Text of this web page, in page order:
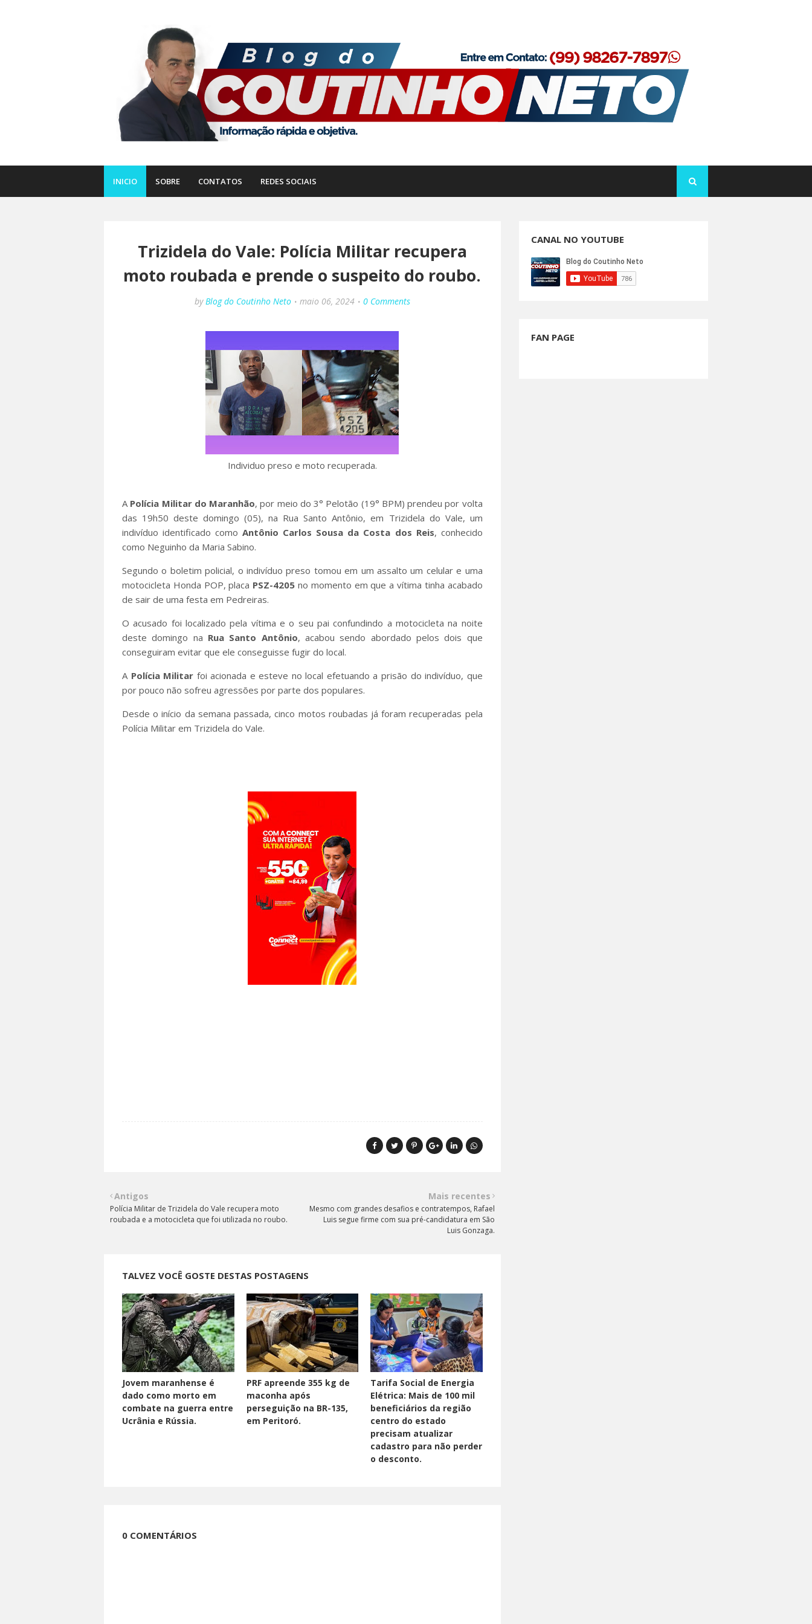
INICIO SOBRE CONTATOS REDES SOCIAIS
Trizidela do Vale: Polícia Militar recupera
moto roubada e prende o suspeito do roubo.
by Blog do Coutinho Neto maio 06, 2024 0 Comments
Individuo preso e moto recuperada.
A Polícia Militar do Maranhão, por meio do 3° Pelotão (19° BPM) prendeu por volta
das 19h50 deste domingo (05), na Rua Santo Antônio, em Trizidela do Vale, um
indivíduo identificado comoAntônio Carlos Sousa da Costa dos Reis, conhecido
como Neguinho da Maria Sabino.
Segundo o boletim policial, o indivíduo preso tomou em um assalto um celular e uma
motocicleta Honda POP, placa PSZ-4205 no momento em que a vítima tinha acabado
de sair de uma festa em Pedreiras.
O acusado foi localizado pela vítima e o seu pai confundindo a motocicleta na noite
deste domingo na Rua Santo Antônio, acabou sendo abordado pelos dois que
conseguiram evitar que ele conseguisse fugir do local.
A Polícia Militar foi acionada e esteve no local efetuando a prisão do indivíduo, que
por pouco não sofreu agressões por parte dos populares.
Desde o início da semana passada, cinco motos roubadas já foram recuperadas pela
Polícia Militar em Trizidela do Vale.
Mais recentes
Mesmo com grandes desafios e contratempos, Rafael
Luis segue firme com sua pré-candidatura em São
Luis Gonzaga.
Antigos
Polícia Militar de Trizidela do Vale recupera moto
roubada e a motocicleta que foi utilizada no roubo.
TALVEZ VOCÊ GOSTE DESTAS POSTAGENS
Jovem maranhense é
dado como morto em
combate na guerra entre
Ucrânia e Rússia.
PRF apreende 355 kg de
maconha após
perseguição na BR-135,
em Peritoró.
Tarifa Social de Energia
Elétrica: Mais de 100 mil
beneficiários da região
centro do estado
precisam atualizar
cadastro para não perder
o desconto.
0 COMENTÁRIOS
CANAL NO YOUTUBE
FAN PAGE